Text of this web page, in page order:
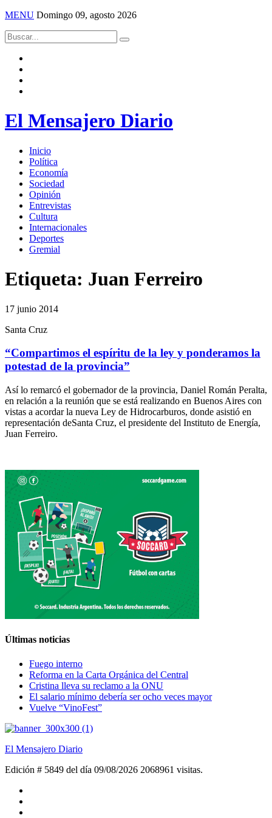
MENU Domingo 09, agosto 2026
El Mensajero Diario
Inicio
Política
Economía
Sociedad
Opinión
Entrevistas
Cultura
Internacionales
Deportes
Gremial
Etiqueta: Juan Ferreiro
17 junio 2014
Santa Cruz
“Compartimos el espíritu de la ley y ponderamos la
potestad de la provincia”
Así lo remarcó el gobernador de la provincia, Daniel Román Peralta,
en relación a la reunión que se está realizando en Buenos Aires con
vistas a acordar la nueva Ley de Hidrocarburos, donde asistió en
representación deSanta Cruz, el presidente del Instituto de Energía,
Juan Ferreiro.
Últimas noticias
Fuego interno
Reforma en la Carta Orgánica del Central
Cristina lleva su reclamo a la ONU
El salario mínimo debería ser ocho veces mayor
Vuelve “VinoFest”
El Mensajero Diario
Edición # 5849 del día 09/08/2026 2068961 visitas.